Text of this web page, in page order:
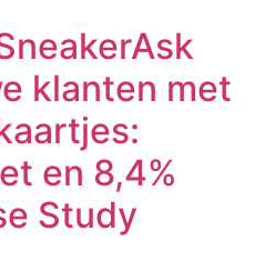
klanten met
en 8,4%
Study